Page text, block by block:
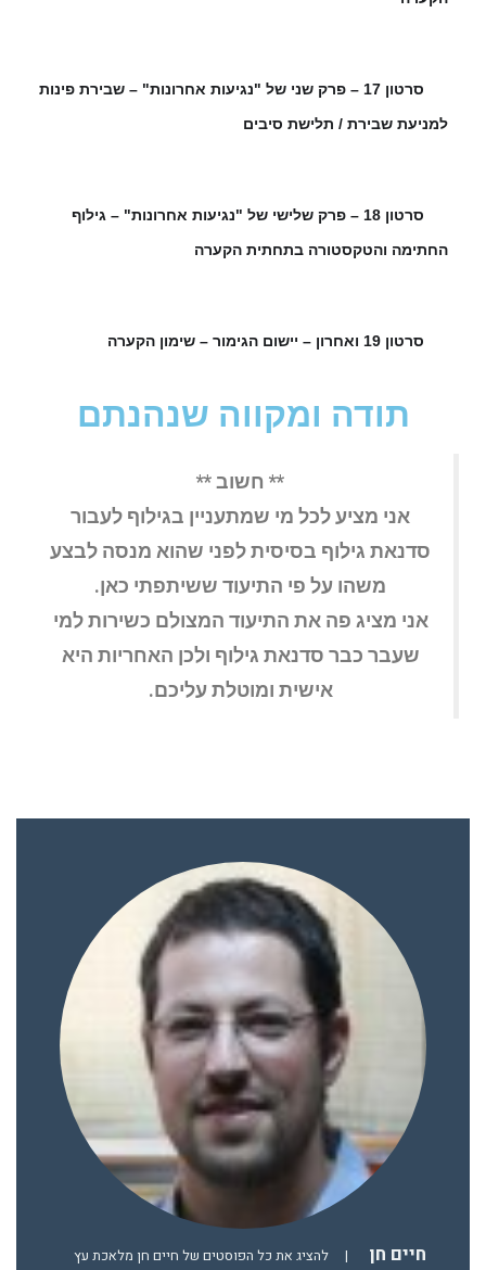
סרטון 17 – פרק שני של "נגיעות אחרונות" – שבירת פינות
למניעת שבירת / תלישת סיבים
סרטון 18 – פרק שלישי של "נגיעות אחרונות" – גילוף
החתימה והטקסטורה בתחתית הקערה
סרטון 19 ואחרון – יישום הגימור – שימון הקערה
תודה ומקווה שנהנתם
** חשוב **
אני מציע לכל מי שמתעניין בגילוף לעבור
סדנאת גילוף בסיסית לפני שהוא מנסה לבצע
משהו על פי התיעוד ששיתפתי כאן.
אני מציג פה את התיעוד המצולם כשירות למי
שעבר כבר סדנאת גילוף ולכן האחריות היא
אישית ומוטלת עליכם.
חיים חן | להציג את כל הפוסטים של חיים חן מלאכת עץ